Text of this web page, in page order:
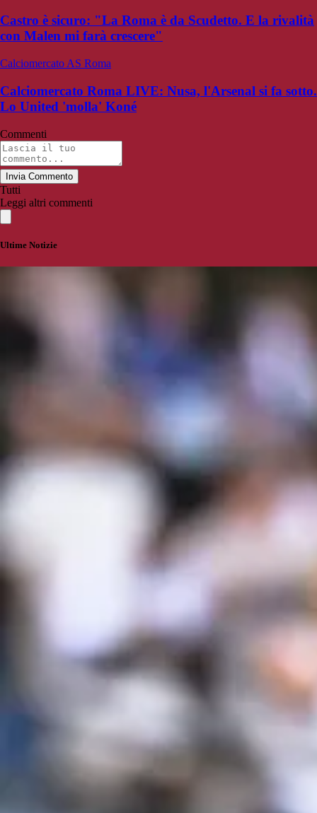
Castro è sicuro: "La Roma è da Scudetto. E la rivalità
con Malen mi farà crescere"
Calciomercato AS Roma
Calciomercato Roma LIVE: Nusa, l'Arsenal si fa sotto.
Lo United 'molla' Koné
Commenti
Invia Commento
Tutti
Leggi altri commenti
Ultime Notizie